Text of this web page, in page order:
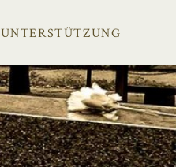
UNTERSTÜTZUNG